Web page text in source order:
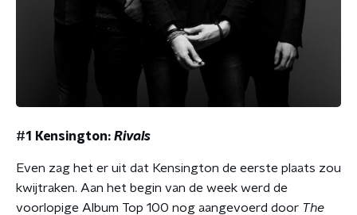
#1 Kensington: Rivals
Even zag het er uit dat Kensington de eerste plaats zou
kwijtraken. Aan het begin van de week werd de
voorlopige Album Top 100 nog aangevoerd door The